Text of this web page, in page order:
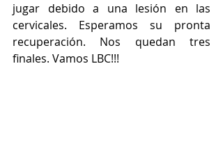
jugar debido a una lesión en las
cervicales. Esperamos su pronta
recuperación. Nos quedan tres
finales. Vamos LBC!!!